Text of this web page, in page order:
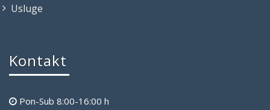
Usluge
Kontakt
Pon-Sub 8:00-16:00 h